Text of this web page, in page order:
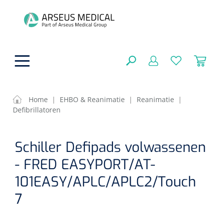
Functionele revalidatie
Hand/arm revalidatie
Gangrevalidatie
Incontinentiezorg
Eenmalige sondes
Nelatonsondes
Instrumenten
ADL & Comfortzorg
FILTEREN
ZOEKRESULTATEN
Home | EHBO & Reanimatie | Reanimatie
|
Defibrillatoren
Schiller Defipads volwassenen
- FRED EASYPORT/AT-
101EASY/APLC/APLC2/Touch
7